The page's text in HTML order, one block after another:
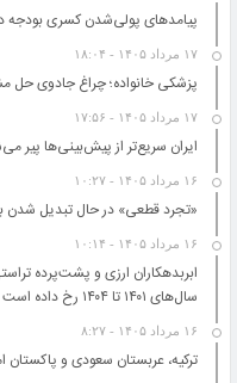
هزار تومان
پاییز امسال پربارش خواهد بود
کاهش سرانه مصرف لبنیات در کشور/
تصادف زنجیره‌ای در پی تماشای یک
طرح اولیه ایرباس از بالگردی با دوبال
پیامدهای پولی‌شدن کسری بودجه
۱۷ مرداد ۱۴۰۵ - ۱۸:۰۴
پزشکی خانواده؛ چراغ جادوی حل
۱۷ مرداد ۱۴۰۵ - ۱۷:۵۶
ایران سریع‌تر از پیش‌بینی‌ها پیر
۱۶ مرداد ۱۴۰۵ - ۱۰:۲۷
«تجرد قطعی» در حال تبدیل
۱۶ مرداد ۱۴۰۵ - ۱۰:۱۴
ابربدهکاران ارزی و پشت‌پرده
سال‌های ۱۴۰۱ تا ۱۴۰۴ رخ داده است
۱۶ مرداد ۱۴۰۵ - ۸:۲۷
ترکیه، عربستان سعودی و پاکستان